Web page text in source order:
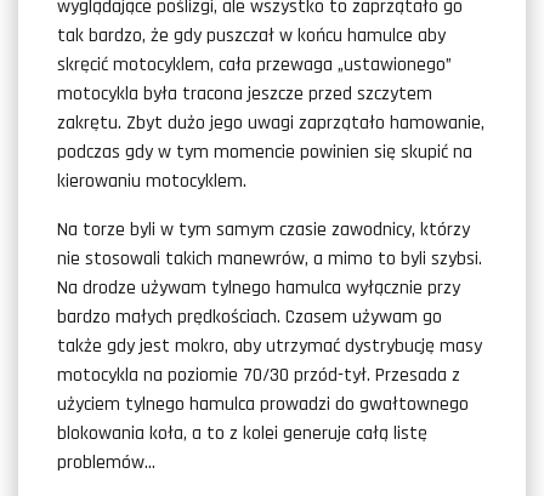
wyglądające poślizgi, ale wszystko to zaprzątało go
tak bardzo, że gdy puszczał w końcu hamulce aby
skręcić motocyklem, cała przewaga „ustawionego”
motocykla była tracona jeszcze przed szczytem
zakrętu. Zbyt dużo jego uwagi zaprzątało hamowanie,
podczas gdy w tym momencie powinien się skupić na
kierowaniu motocyklem.
Na torze byli w tym samym czasie zawodnicy, którzy
nie stosowali takich manewrów, a mimo to byli szybsi.
Na drodze używam tylnego hamulca wyłącznie przy
bardzo małych prędkościach. Czasem używam go
także gdy jest mokro, aby utrzymać dystrybucję masy
motocykla na poziomie 70/30 przód-tył. Przesada z
użyciem tylnego hamulca prowadzi do gwałtownego
blokowania koła, a to z kolei generuje całą listę
problemów…